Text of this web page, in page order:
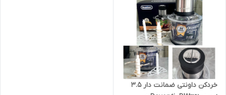
خردکن داونتی ضمانت دار ۳.۵